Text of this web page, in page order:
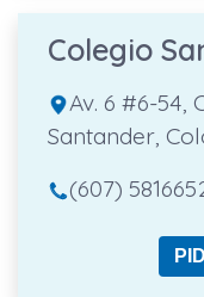
Colegio
Av. 6 #6-54,
Santander,
(607)